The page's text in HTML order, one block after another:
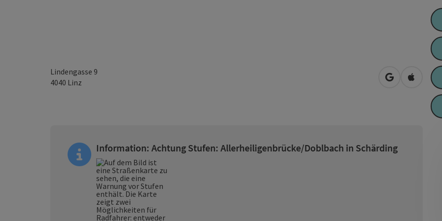
Lindengasse 9
4040 Linz in Google
in
Information: Achtung Stufen: Allerheiligenbrücke/Doblbach in Schärding